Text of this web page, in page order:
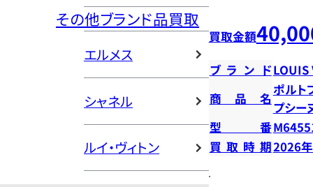
その他ブランド品買取
エルメス
シャネル
ルイ・ヴィトン
買取金額
ブランドLOUIS
商品名
ポルト
プシー
型番
買取時期2026